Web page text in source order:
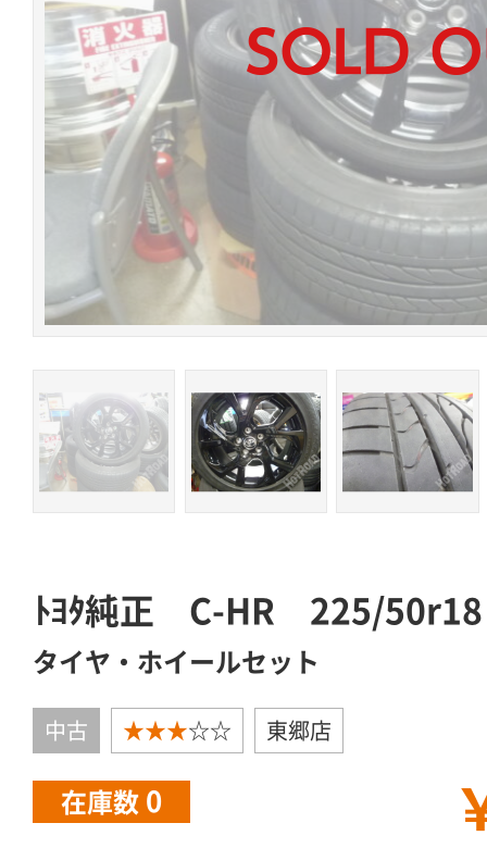
ﾄﾖﾀ純正 C-HR 225/
タイヤ・ホイールセット
中古 ★★★☆☆ 東郷店
在庫数 0